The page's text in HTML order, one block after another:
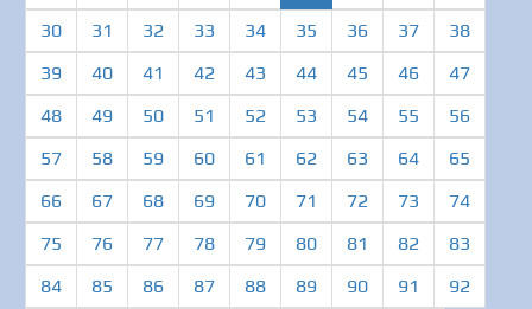
30
31 32 33 34 35 36 37
38
39
40 41 42 43 44 45 46
47
48
49 50 51 52 53 54 55
56
57
58 59 60 61 62 63 64
65
66
67 68 69 70 71 72 73
74
75
76 77 78 79 80 81 82
83
84
85 86 87 88 89 90 91
92